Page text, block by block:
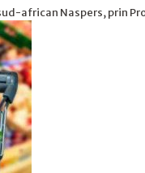
african Naspers, prin